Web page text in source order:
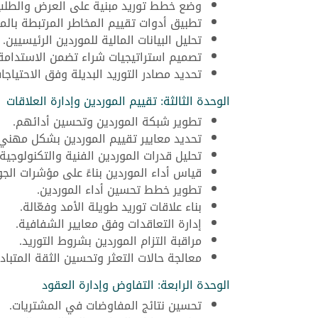
وضع خطط توريد مبنية على العرض
تطبيق أدوات تقييم المخاطر المرتبطة
تحليل البيانات المالية للموردين الرئيسيين.
تصميم استراتيجيات شراء تضمن
تحديد مصادر التوريد البديلة وفق
الوحدة الثالثة: تقييم الموردين وإدارة العلاقات
تطوير شبكة الموردين وتحسين أدائهم.
تحديد معايير تقييم الموردين بشكل
تحليل قدرات الموردين الفنية
قياس أداء الموردين بناءً على مؤشرات
تطوير خطط تحسين أداء الموردين.
بناء علاقات توريد طويلة الأمد وفعّالة.
إدارة التعاقدات وفق معايير الشفافية.
مراقبة التزام الموردين بشروط التوريد.
معالجة حالات التعثر وتحسين الثقة
الوحدة الرابعة: التفاوض وإدارة العقود
تحسين نتائج المفاوضات في المشتريات.